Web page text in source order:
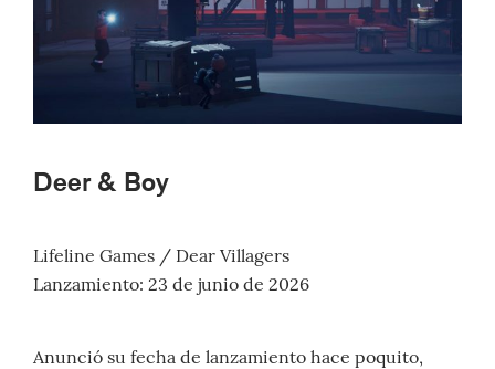
Deer & Boy
Lifeline Games / Dear Villagers
Lanzamiento: 23 de junio de 2026
Anunció su fecha de lanzamiento hace poquito,